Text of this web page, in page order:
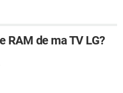
RAM de ma TV LG?